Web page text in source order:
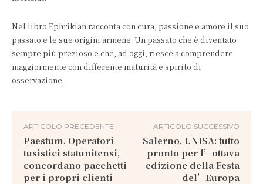
Nel libro Ephrikian racconta con cura, passione e amore il suo
passato e le sue origini armene. Un passato che è diventato
sempre più prezioso e che, ad oggi, riesce a comprendere
maggiormente con differente maturità e spirito di
osservazione.
ARTICOLO PRECEDENTE
Paestum. Operatori
tusistici statunitensi,
concordano pacchetti
per i propri clienti
ARTICOLO SUCCESSIVO
Salerno. UNISA: tutto
pronto per l’ottava
edizione della Festa
del’Europa